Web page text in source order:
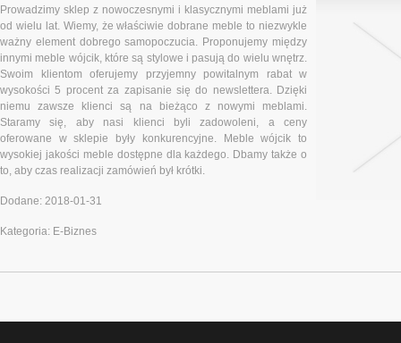
Prowadzimy sklep z nowoczesnymi i klasycznymi meblami już
od wielu lat. Wiemy, że właściwie dobrane meble to niezwykle
ważny element dobrego samopoczucia. Proponujemy między
innymi meble wójcik, które są stylowe i pasują do wielu wnętrz.
Swoim klientom oferujemy przyjemny powitalnym rabat w
wysokości 5 procent za zapisanie się do newslettera. Dzięki
niemu zawsze klienci są na bieżąco z nowymi meblami.
Staramy się, aby nasi klienci byli zadowoleni, a ceny
oferowane w sklepie były konkurencyjne. Meble wójcik to
wysokiej jakości meble dostępne dla każdego. Dbamy także o
to, aby czas realizacji zamówień był krótki.
Dodane: 2018-01-31
Kategoria: E-Biznes